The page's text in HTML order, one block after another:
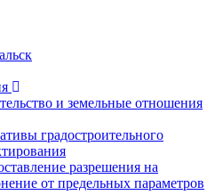
и земельные отношения
градостроительного
разрешения на
от предельных параметров